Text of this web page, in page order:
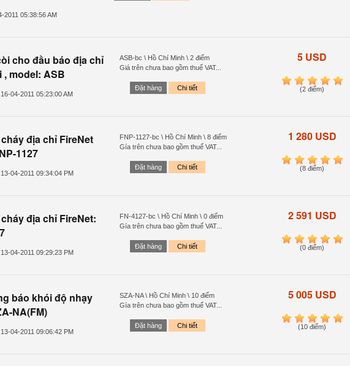
2011 05:38:56 AM
cho đầu báo địa chỉ
, model: ASB
04-2011 05:23:00 AM
ASB-bc \ Hồ Chí Minh \ 2 điểm
Giá trên chưa bao gồm thuế VAT...
Đặt hàng Chi tiết
5 USD
1 2 3 4 5
(2 điểm)
địa chỉ FireNet
1127
04-2011 09:34:04 PM
FNP-1127-bc \ Hồ Chí Minh \ 8 điểm
Gía trên chưa bao gồm thuế VAT...
Đặt hàng Chi tiết
1 280 USD
1 2 3 4 5
(8 điểm)
địa chỉ FireNet:
04-2011 09:29:23 PM
FN-4127-bc \ Hồ Chí Minh \ 0 điểm
Gía trên chưa bao gồm thuế VAT...
Đặt hàng Chi tiết
2 591 USD
1 2 3 4 5
(0 điểm)
báo khói độ nhạy
NA(FM)
04-2011 09:06:42 PM
SZA-NA \ Hồ Chí Minh \ 10 điểm
Gía trên chưa bao gồm thuế VAT...
Đặt hàng Chi tiết
5 005 USD
1 2 3 4 5
(10 điểm)